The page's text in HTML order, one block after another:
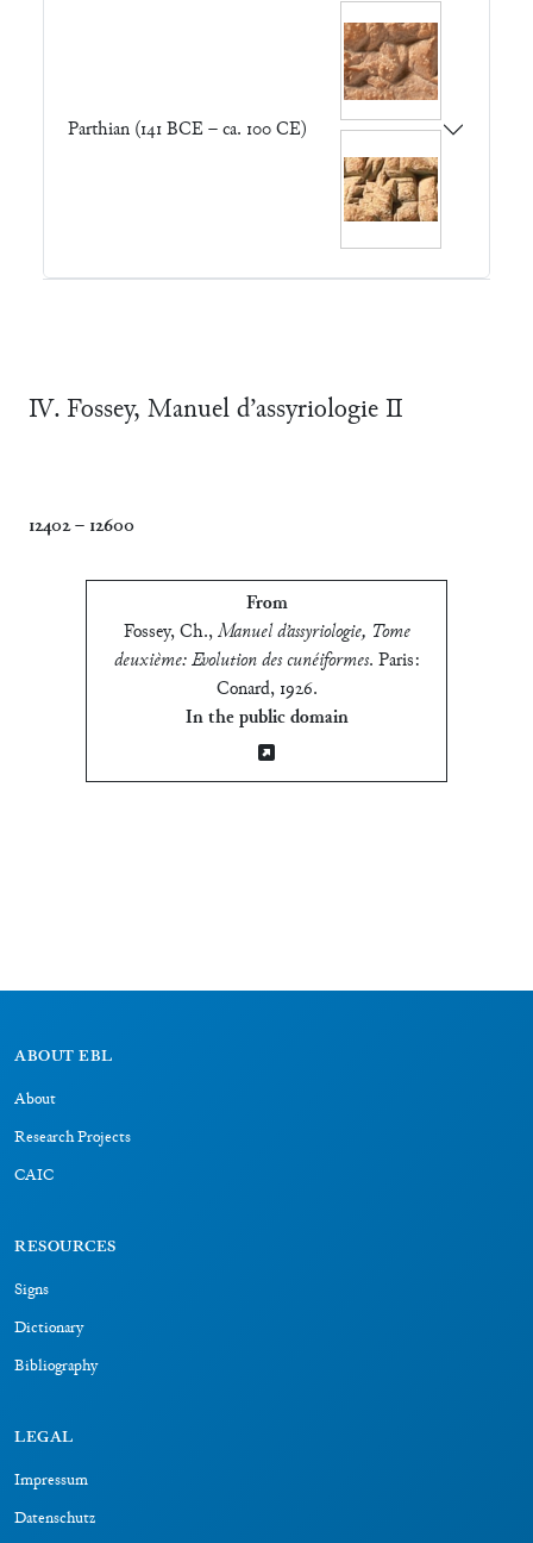
Parthian (141 BCE – ca. 100 CE)
Ⅳ. Fossey, Manuel d’assyriologie Ⅱ
12402– 12600
From
Fossey, Ch.,Manuel d’assyriologie, Tome
deuxième: Evolution des cunéiformes. Paris:
Conard, 1926.
In the public domain
ABOUT EBL
About
Research Projects
CAIC
RESOURCES
Signs
Dictionary
Bibliography
LEGAL
Impressum
Datenschutz